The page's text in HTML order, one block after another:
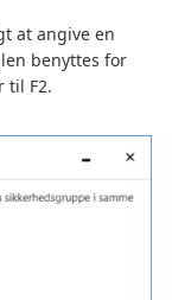
at angive en
benyttes for
til F2.